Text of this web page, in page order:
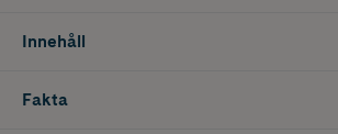
Innehåll
Fakta